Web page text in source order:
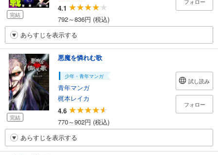
完結
4.1
792～836円 (税込)
あらすじを表示する
完結
悪魔を憐れむ歌
少年・青年マンガ
青年マンガ
梶本レイカ
4.6
770～902円 (税込)
試し読み
フォロー
あらすじを表示する